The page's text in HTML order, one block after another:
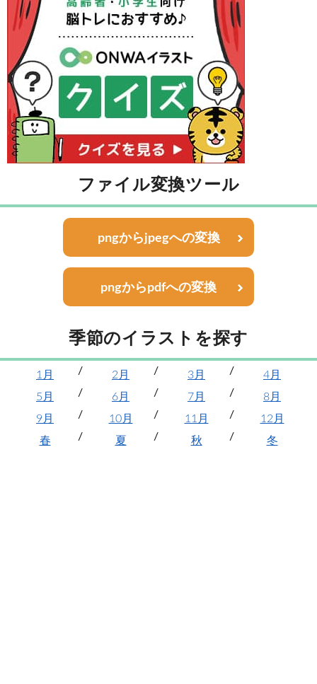
ファイル変換ツール
pngからjpegへの変換
pngからpdfへの変換
季節のイラストを探す
1月 2月 3月
4月
5月
6月 7月
8月
9月
10月 11月
12月
春
夏 秋 冬